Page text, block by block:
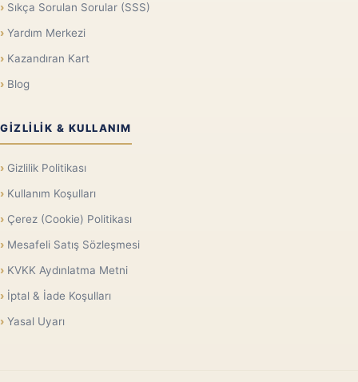
Sıkça Sorulan Sorular (SSS)
Yardım Merkezi
Kazandıran Kart
Blog
GIZLILIK & KULLANIM
Gizlilik Politikası
Kullanım Koşulları
Çerez (Cookie) Politikası
Mesafeli Satış Sözleşmesi
KVKK Aydınlatma Metni
İptal & İade Koşulları
Yasal Uyarı